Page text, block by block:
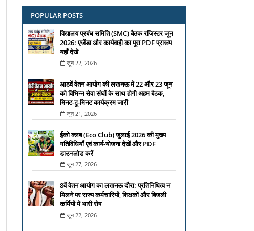
POPULAR POSTS
विद्यालय प्रबंध समिति (SMC) बैठक रजिस्टर जून
2026: एजेंडा और कार्यवाही का पूरा PDF प्रारूप
यहाँ देखें
जून 22, 2026
आठवें वेतन आयोग की लखनऊ में 22 और 23 जून
को विभिन्न सेवा संघों के साथ होगी अहम बैठक,
मिनट-टू-मिनट कार्यक्रम जारी
जून 21, 2026
ईको क्लब (Eco Club) जुलाई 2026 की मुख्य
गतिविधियाँ एवं कार्य-योजना देखें और PDF
डाउनलोड करें
जून 27, 2026
8वें वेतन आयोग का लखनऊ दौरा: प्रतिनिधित्व न
मिलने पर राज्य कर्मचारियों, शिक्षकों और बिजली
कर्मियों में भारी रोष
जून 22, 2026